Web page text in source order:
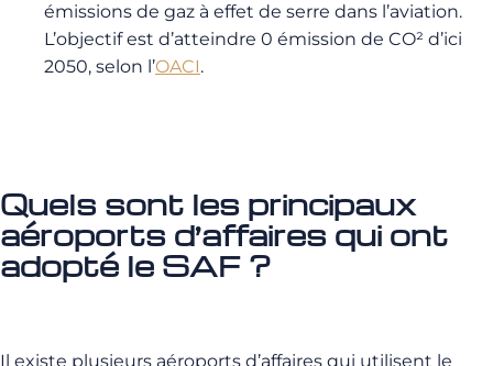
émissions de gaz à effet de serre dans l’aviation.
L’objectif est d’atteindre 0 émission de CO² d’ici
2050, selon l’OACI.
Quels sont les principaux
aéroports d’affaires qui ont
adopté le SAF ?
Il existe plusieurs aéroports d’affaires qui utilisent le